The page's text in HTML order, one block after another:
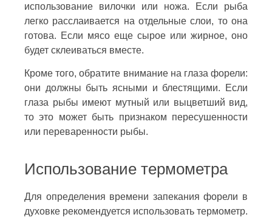
использование вилочки или ножа. Если рыба
легко расслаивается на отдельные слои, то она
готова. Если мясо еще сырое или жирное, оно
будет склеиваться вместе.
Кроме того, обратите внимание на глаза форели:
они должны быть ясными и блестящими. Если
глаза рыбы имеют мутный или выцветший вид,
то это может быть признаком пересушенности
или переваренности рыбы.
Использование термометра
Для определения времени запекания форели в
духовке рекомендуется использовать термометр.